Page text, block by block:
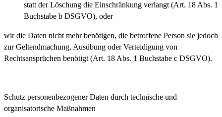
statt der Löschung die Einschränkung verlangt (Art. 18 Abs. 1
Buchstabe b DSGVO), oder
wir die Daten nicht mehr benötigen, die betroffene Person sie jedoch
zur Geltendmachung, Ausübung oder Verteidigung von
Rechtsansprüchen benötigt (Art. 18 Abs. 1 Buchstabe c DSGVO).
Schutz personenbezogener Daten durch technische und
organisatorische Maßnahmen